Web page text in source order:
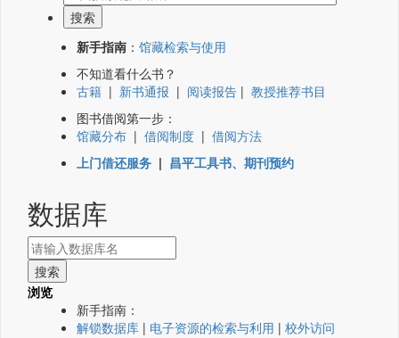
新手指南 ： 馆藏检索与使用
不知道看什么书？
古籍 | 新书通报 | 阅读报告 | 教授推荐书目
图书借阅第一步：
馆藏分布 | 借阅制度 | 借阅方法
上门借还服务 | 昌平工具书、期刊预约
数据库
浏览
新手指南：
解锁数据库 | 电子资源的检索与利用 | 校外访问